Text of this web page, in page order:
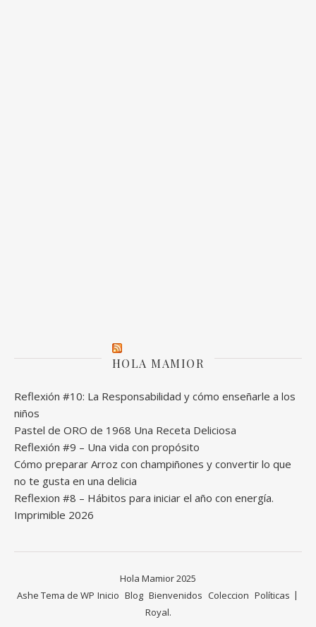
HOLA MAMIOR
Reflexión #10: La Responsabilidad y cómo enseñarle a los
niños
Pastel de ORO de 1968 Una Receta Deliciosa
Reflexión #9 – Una vida con propósito
Cómo preparar Arroz con champiñones y convertir lo que
no te gusta en una delicia
Reflexion #8 – Hábitos para iniciar el año con energía.
Imprimible 2026
Hola Mamior 2025
Inicio Blog Bienvenidos Coleccion Políticas
Ashe Tema de WP
Royal.